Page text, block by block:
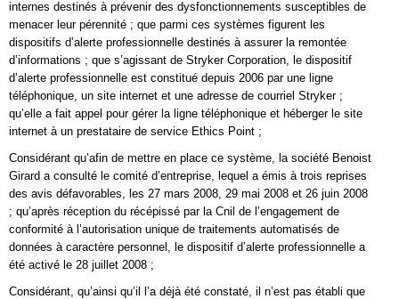
internes destinés à prévenir des dysfonctionnements susceptibles de
menacer leur pérennité ; que parmi ces systèmes figurent les
dispositifs d’alerte professionnelle destinés à assurer la remontée
d’informations ; que s’agissant de Stryker Corporation, le dispositif
d’alerte professionnelle est constitué depuis 2006 par une ligne
téléphonique, un site internet et une adresse de courriel Stryker ;
qu’elle a fait appel pour gérer la ligne téléphonique et héberger le site
internet à un prestataire de service Ethics Point ;
Considérant qu’afin de mettre en place ce système, la société Benoist
Girard a consulté le comité d’entreprise, lequel a émis à trois reprises
des avis défavorables, les 27 mars 2008, 29 mai 2008 et 26 juin 2008
; qu’après réception du récépissé par la Cnil de l’engagement de
conformité à l’autorisation unique de traitements automatisés de
données à caractère personnel, le dispositif d’alerte professionnelle a
été activé le 28 juillet 2008 ;
Considérant, qu’ainsi qu’il l’a déjà été constaté, il n’est pas établi que